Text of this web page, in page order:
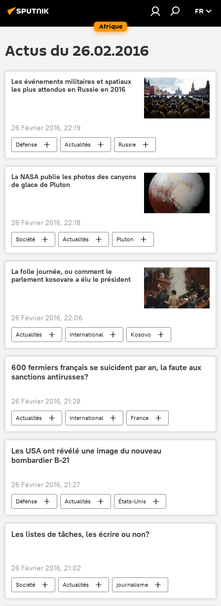
Afrique
FR
Actus du 26.02.2016
Les événements militaires et spatiaux
les plus attendus en Russie en 2016
26 Février 2016, 22:19
Défense Actualités
Russie
Vladimir Poutine
RS-28 Sarmat (missile lourd)
Avangard (bloc hypersonique)
armements
missiles
véhicules blindés
La NASA publie les photos des canyons
de glace de Pluton
26 Février 2016, 22:18
Société Actualités
Pluton
NASA
New Horizons
espace
photo
glace Sciences et tech
La folle journée, ou comment le
parlement kosovare a élu le président
26 Février 2016, 22:06
Actualités International
Kosovo
Hashim Thaçi
émeutes
opposition
députés
parlement
600 fermiers français se suicident par an, la faute aux
sanctions antirusses?
26 Février 2016, 21:28
Actualités International
France
Bretagne
ministère français de l’Agriculture
embargo
suicide
agriculteur
fermiers
crise agricole
Les USA ont révélé une image du nouveau
bombardier B-21
26 Février 2016, 21:27
Défense Actualités
États-Unis
Floride
Force aérienne des États-Unis
Northrop Grumman
B-2 Spirit
Les listes de tâches, les écrire ou non?
26 Février 2016, 21:02
Société Actualités
journalisme
insolite